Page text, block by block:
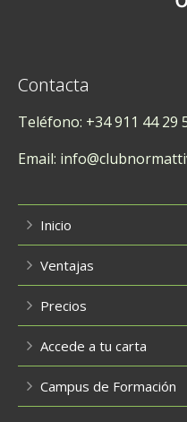
Contacta
Teléfono: +34 911 44 29
Email:
Inicio
Ventajas
Precios
Accede a tu carta
Campus de Formación